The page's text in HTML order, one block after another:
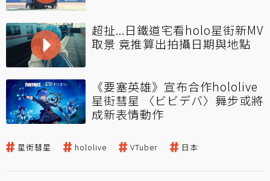
超扯...日鐵道宅看holo星街新MV
取景 竟推算出拍攝日期與地點
《要塞英雄》宣布合作hololive
星街彗星 〈ビビデバ〉舞步或將
成新表情動作
星街彗星 hololive VTuber 日本